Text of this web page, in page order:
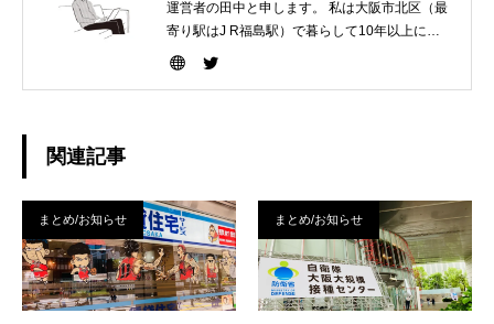
運営者の田中と申します。 私は大阪市北区（最
寄り駅はJ R福島駅）で暮らして10年以上にな
ります。 梅田福島野田を生活商圏として行き来
なと思っています。どうぞ宜しくお願いしま
す！
関連記事
まとめ/お知らせ まとめ/お知らせ